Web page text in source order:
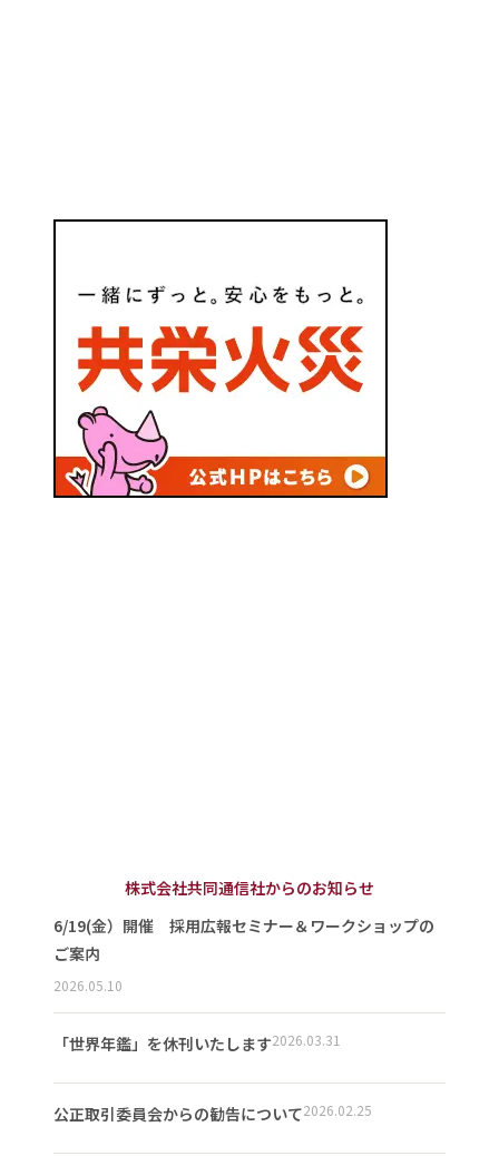
株式会社共同通信社からのお知らせ
6/19(金）開催 採用広報セミナー＆ワークショップの
ご案内
2026.05.10
「世界年鑑」を休刊いたします2026.03.31
公正取引委員会からの勧告について2026.02.25